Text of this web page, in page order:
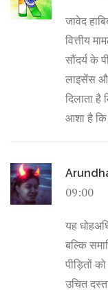
जावेद
वित्तीय
सौंदर्य के
लाइसेंस
दिलाता
आशा है
09:00
यह
बल्कि
पीड़ितों
उचित